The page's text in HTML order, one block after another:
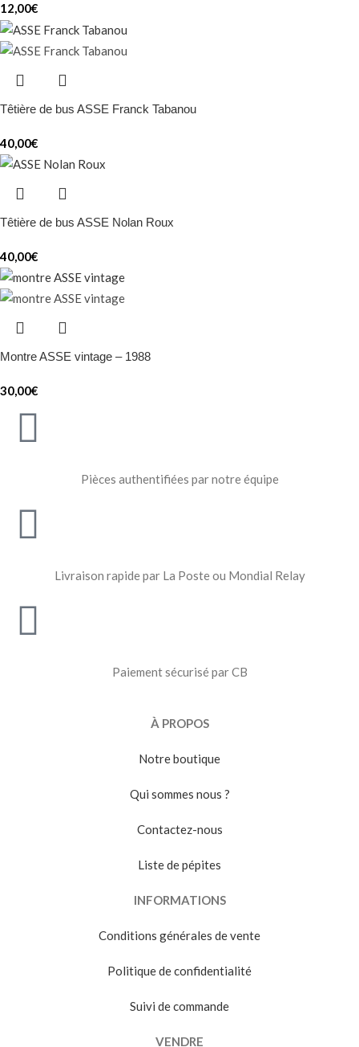
12,00€
Têtière de bus ASSE Franck Tabanou
40,00€
Têtière de bus ASSE Nolan Roux
40,00€
Montre ASSE vintage – 1988
30,00€
Pièces authentifiées par notre équipe
Livraison rapide par La Poste ou Mondial Relay
Paiement sécurisé par CB
À PROPOS
Notre boutique
Qui sommes nous ?
Contactez-nous
Liste de pépites
INFORMATIONS
Conditions générales de vente
Politique de confidentialité
Suivi de commande
VENDRE